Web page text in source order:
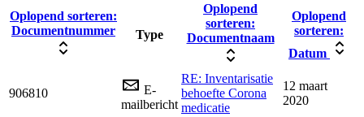
Oplopend sorteren:
Documentnummer
Type
Oplopend
sorteren:
Documentnaam
Oplopend
sorteren:
Datum
906810
E-
mailbericht
RE: Inventarisatie
behoefte Corona
medicatie
12 maart
2020